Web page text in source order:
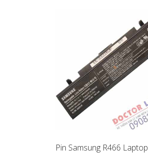
Pin Samsung R466 Laptop